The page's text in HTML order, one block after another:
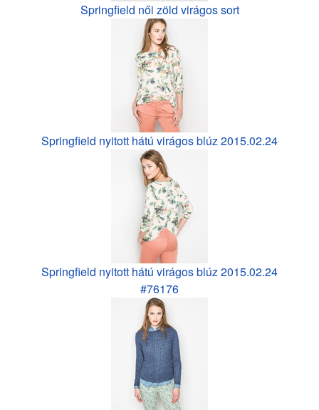
Springfield női zöld virágos sort
Springfield nyitott hátú virágos blúz 2015.02.24
Springfield nyitott hátú virágos blúz 2015.02.24
#76176